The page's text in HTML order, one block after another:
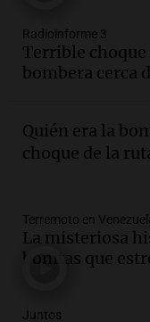
Audio.
julio en
nacional,
Audio.
Episodios
Audio.
Radioinforme 3
Terrible
bombera cerca
Quién era la
choque de la
Terremoto en
La misteriosa
bonitas que
Juntos